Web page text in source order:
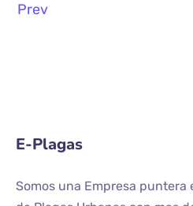
Prev
E-Plagas
Somos una Empresa puntera